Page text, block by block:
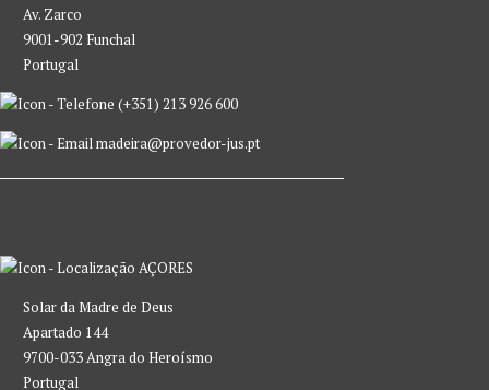
Av. Zarco
9001-902 Funchal
Portugal
(+351) 213 926 600
madeira@provedor-jus.pt
AÇORES
Solar da Madre de Deus
Apartado 144
9700-033 Angra do Heroísmo
Portugal